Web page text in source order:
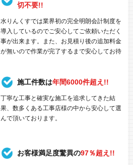
切不要!!
水りんくすでは業界初の完全明朗会計制度を
導入しているのでご安心してご依頼いただく
事が出来ます。また、お見積り後の追加料金
が無いので作業が完了するまで安心してお待
施工件数は年間6000件超え!!
丁寧な工事と確実な施工を追求してきた結
果、数多くある工事店様の中から安心して選
んで頂いております。
お客様満足度驚異の97％超え!!